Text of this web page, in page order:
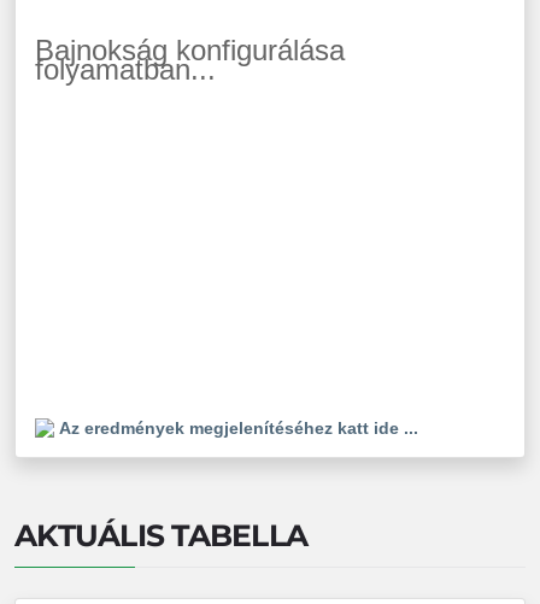
Bajnokság konfigurálása
folyamatban...
Az eredmények megjelenítéséhez katt ide ...
AKTUÁLIS TABELLA